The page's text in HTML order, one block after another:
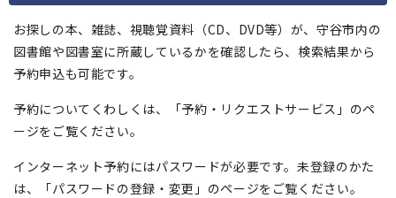
お探しの本、雑誌、視聴覚資料（CD、DVD等）が、守谷市内の
図書館や図書室に所蔵しているかを確認したら、検索結果から
予約申込も可能です。
予約についてくわしくは、「予約・リクエストサービス」のペ
ージをご覧ください。
インターネット予約にはパスワードが必要です。未登録のかた
は、「パスワードの登録・変更」のページをご覧ください。